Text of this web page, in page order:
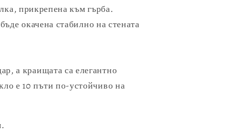
прикрепена към гърба.
окачена стабилно на стената
а краищата са елегантно
е 10 пъти по-устойчиво на